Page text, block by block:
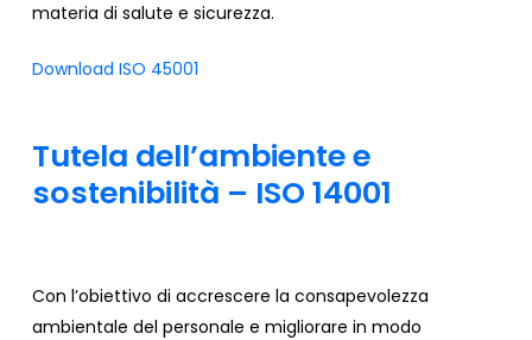
materia di salute e sicurezza.
Download ISO 45001
Tutela dell’ambientee
sostenibilità – ISO14001
Con l’obiettivo di accrescere la consapevolezza
ambientale del personale e migliorare in modo